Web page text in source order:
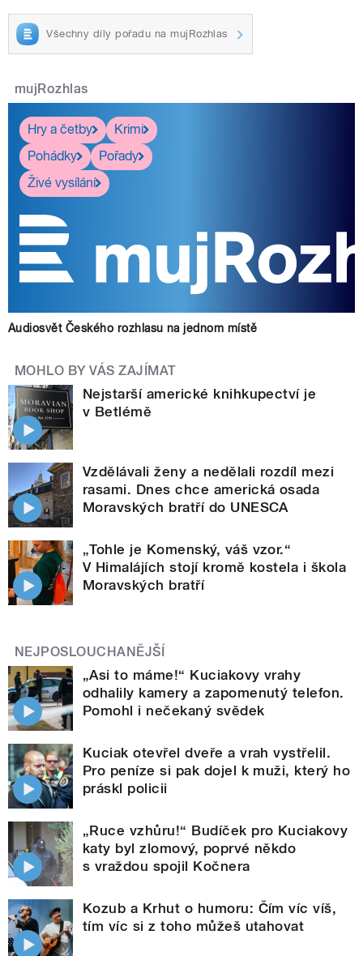
Všechny díly pořadu na mujRozhlas
mujRozhlas
Hry a četby
Krimi
Pohádky
Pořady
Živé vysílání
Audiosvět Českého rozhlasu na jednom místě
MOHLO BY VÁS ZAJÍMAT
Nejstarší americké knihkupectví je
v Betlémě
Vzdělávali ženy a nedělali rozdíl mezi
rasami. Dnes chce americká osada
Moravských bratří do UNESCA
„Tohle je Komenský, váš vzor.“
V Himalájích stojí kromě kostela i škola
Moravských bratří
NEJPOSLOUCHANĚJŠÍ
„Asi to máme!“ Kuciakovy vrahy
odhalily kamery a zapomenutý telefon.
Pomohl i nečekaný svědek
Kuciak otevřel dveře a vrah vystřelil.
Pro peníze si pak dojel k muži, který ho
práskl policii
„Ruce vzhůru!“ Budíček pro Kuciakovy
katy byl zlomový, poprvé někdo
s vraždou spojil Kočnera
Kozub a Krhut o humoru: Čím víc víš,
tím víc si z toho můžeš utahovat